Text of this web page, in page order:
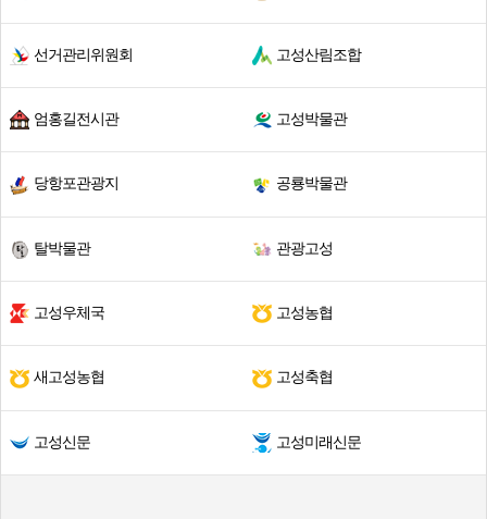
선거관리위원회 고성산림조합
엄홍길전시관 고성박물관
당항포관광지 공룡박물관
탈박물관 관광고성
고성우체국 고성농협
새고성농협 고성축협
고성신문 고성미래신문